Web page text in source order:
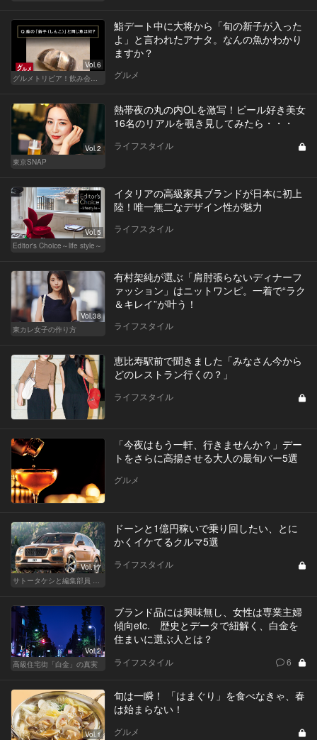
Vol.6
鮨デート中に大将から「旬の新子が入った
よ」と言われたアナタ。なんの魚かわかり
ますか？
グルメ
Vol.2
東京SNAP
熱帯夜の丸の内OLを激写！ビール好き美女
16名のリアルを覗き見してみたら・・・
ライフスタイル
Vol.5
Editor's Choice～life style～
イタリアの高級家具ブランドが日本に初上
陸！唯一無二なデザイン性が魅力
ライフスタイル
Vol.38
東カレ女子の作り方
有村架純が選ぶ「肩肘張らないディナーフ
ァッション」はニットワンピ。一着で“ラク
＆キレイ”が叶う！
ライフスタイル
恵比寿駅前で聞きました「みなさん今から
どのレストラン行くの？」
ライフスタイル
「今夜はもう一軒、行きませんか？」デー
トをさらに高揚させる大人の最旬バー5選
グルメ
Vol.17
ドーンと1億円稼いで乗り回したい、とに
かくイケてるクルマ5選
ライフスタイル
Vol.2
高級住宅街「白金」の真実
ブランド品には興味無し、女性は専業主婦
傾向etc. 歴史とデータで紐解く、白金を
住まいに選ぶ人とは？
ライフスタイル 6
Vol.1
旬は一瞬！ 「はまぐり」を食べなきゃ、春
は始まらない！
グルメ